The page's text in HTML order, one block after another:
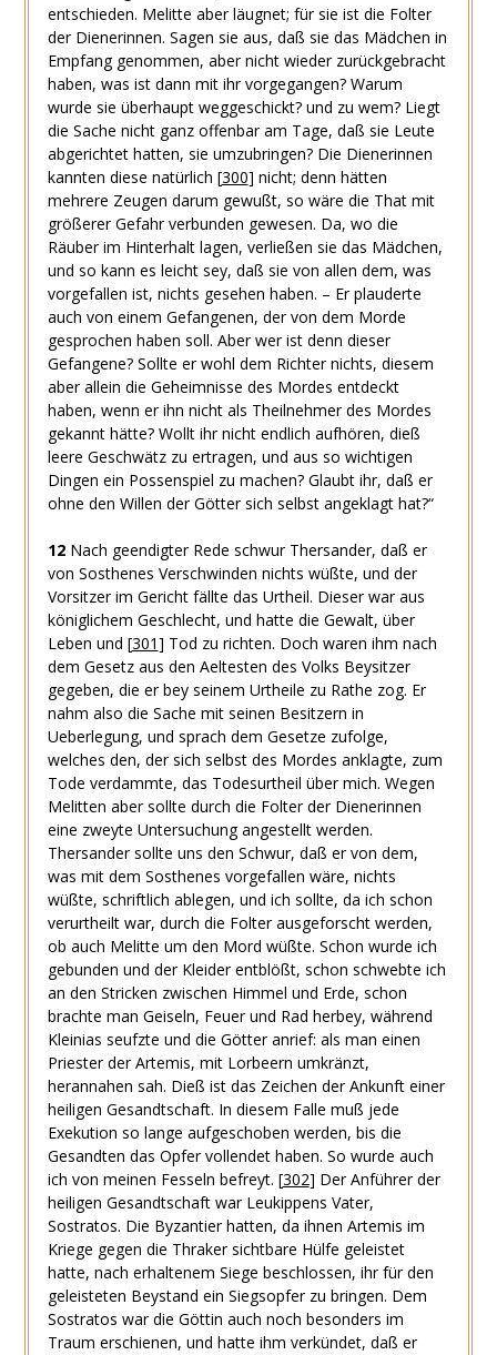
entschieden. Melitte aber läugnet; für sie ist die Folter
der Dienerinnen. Sagen sie aus, daß sie das Mädchen in
Empfang genommen, aber nicht wieder zurückgebracht
haben, was ist dann mit ihr vorgegangen? Warum
wurde sie überhaupt weggeschickt? und zu wem? Liegt
die Sache nicht ganz offenbar am Tage, daß sie Leute
abgerichtet hatten, sie umzubringen? Die Dienerinnen
kannten diese natürlich [300] nicht; denn hätten
mehrere Zeugen darum gewußt, so wäre die That mit
größerer Gefahr verbunden gewesen. Da, wo die
Räuber im Hinterhalt lagen, verließen sie das Mädchen,
und so kann es leicht sey, daß sie von allen dem, was
vorgefallen ist, nichts gesehen haben. – Er plauderte
auch von einem Gefangenen, der von dem Morde
gesprochen haben soll. Aber wer ist denn dieser
Gefangene? Sollte er wohl dem Richter nichts, diesem
aber allein die Geheimnisse des Mordes entdeckt
haben, wenn er ihn nicht als Theilnehmer des Mordes
gekannt hätte? Wollt ihr nicht endlich aufhören, dieß
leere Geschwätz zu ertragen, und aus so wichtigen
Dingen ein Possenspiel zu machen? Glaubt ihr, daß er
ohne den Willen der Götter sich selbst angeklagt hat?“
12Nach geendigter Rede schwur Thersander, daß er
von Sosthenes Verschwinden nichts wüßte, und der
Vorsitzer im Gericht fällte das Urtheil. Dieser war aus
königlichem Geschlecht, und hatte die Gewalt, über
Leben und [301] Tod zu richten. Doch waren ihm nach
dem Gesetz aus den Aeltesten des Volks Beysitzer
gegeben, die er bey seinem Urtheile zu Rathe zog. Er
nahm also die Sache mit seinen Besitzern in
Ueberlegung, und sprach dem Gesetze zufolge,
welches den, der sich selbst des Mordes anklagte, zum
Tode verdammte, das Todesurtheil über mich. Wegen
Melitten aber sollte durch die Folter der Dienerinnen
eine zweyte Untersuchung angestellt werden.
Thersander sollte uns den Schwur, daß er von dem,
was mit dem Sosthenes vorgefallen wäre, nichts
wüßte, schriftlich ablegen, und ich sollte, da ich schon
verurtheilt war, durch die Folter ausgeforscht werden,
ob auch Melitte um den Mord wüßte. Schon wurde ich
gebunden und der Kleider entblößt, schon schwebte ich
an den Stricken zwischen Himmel und Erde, schon
brachte man Geiseln, Feuer und Rad herbey, während
Kleinias seufzte und die Götter anrief: als man einen
Priester der Artemis, mit Lorbeern umkränzt,
herannahen sah. Dieß ist das Zeichen der Ankunft einer
heiligen Gesandtschaft. In diesem Falle muß jede
Exekution so lange aufgeschoben werden, bis die
Gesandten das Opfer vollendet haben. So wurde auch
ich von meinen Fesseln befreyt. [302] Der Anführer der
heiligen Gesandtschaft war Leukippens Vater,
Sostratos. Die Byzantier hatten, da ihnen Artemis im
Kriege gegen die Thraker sichtbare Hülfe geleistet
hatte, nach erhaltenem Siege beschlossen, ihr für den
geleisteten Beystand ein Siegsopfer zu bringen. Dem
Sostratos war die Göttin auch noch besonders im
Traum erschienen, und hatte ihm verkündet, daß er